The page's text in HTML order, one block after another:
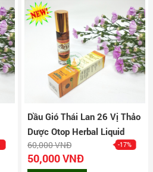
Dầu Gió Thái Lan 26 Vị Thảo
Dược Otop Herbal Liquid
Balm
60,000 VNĐ -17%
50,000 VNĐ